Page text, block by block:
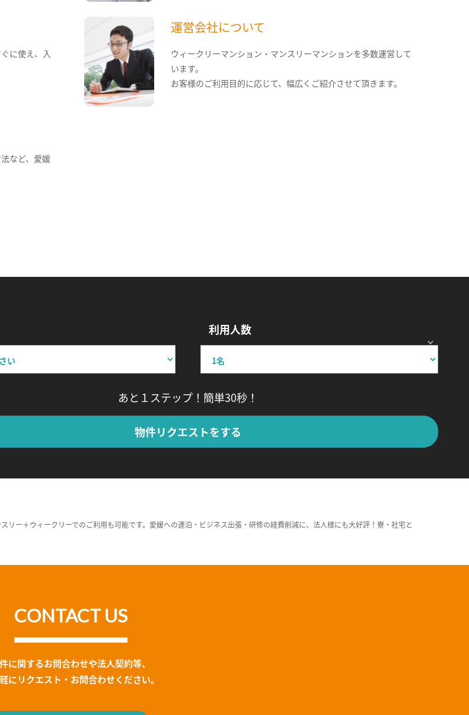
に使え、入
運営会社について
ウィークリーマンション・マンスリーマンションを多数運営して
います。
お客様のご利用目的に応じて、幅広くご紹介させて頂きます。
など、愛媛
利用人数
あと１ステップ！簡単30秒！
物件リクエストをする
ー＋ウィークリーでのご利用も可能です。愛媛への連泊・ビジネス出張・研修の経費削減に、法人様にも大好評！寮・社宅と
CONTACT US
に関するお問合わせや法人契約等、
にリクエスト・お問合わせください。